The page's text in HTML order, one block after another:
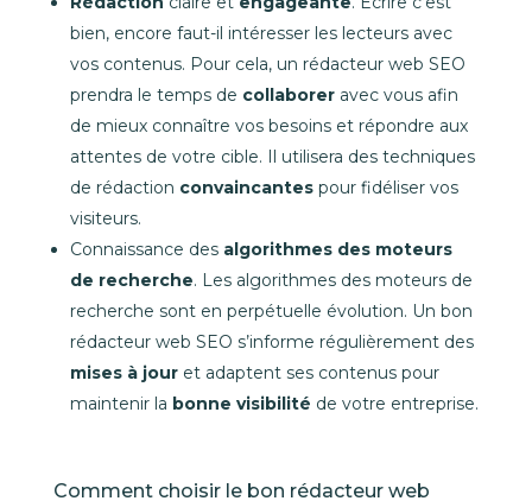
bien, encore faut-il intéresser les lecteurs avec
vos contenus. Pour cela, un rédacteur web SEO
prendra le temps de collaboreravec vous afin
de mieux connaître vos besoins et répondre aux
attentes de votre cible. Il utilisera des techniques
de rédaction convaincantespour fidéliser vos
visiteurs.
Connaissance des algorithmes des moteurs
de recherche. Les algorithmes des moteurs de
recherche sont en perpétuelle évolution. Un bon
rédacteur web SEO s’informe régulièrement des
mises à jouret adaptent ses contenus pour
maintenir la bonne visibilité de votre entreprise.
Comment choisir le bon rédacteur web